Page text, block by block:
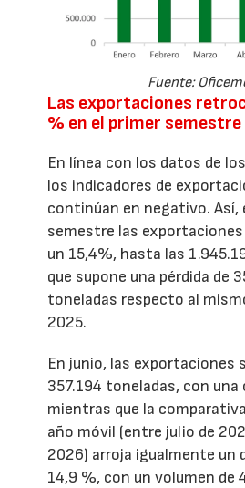
Fuente:
Las exportaciones
% en el primer semestre
En línea con los datos de
los indicadores de
continúan en negativo. Así,
semestre las
un 15,4%, hasta las
que supone una pérdida de
toneladas respecto al
2025.
En junio, las exportaciones
357.194 toneladas, con una
mientras que la
año móvil (entre julio de
2026) arroja igualmente un
14,9 %, con un volumen de